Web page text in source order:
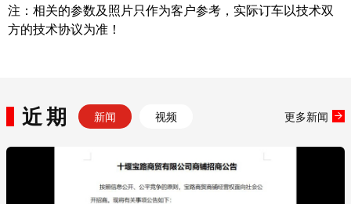
注：相关的参数及照片只作为客户参考，实际订车以技术双
方的技术协议为准！
近期 新闻 视频 更多新闻